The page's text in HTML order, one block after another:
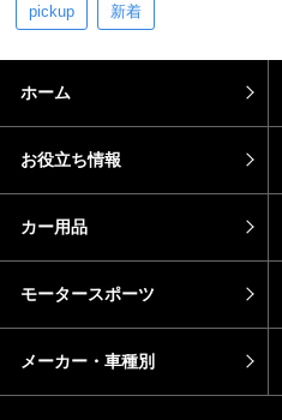
pickup 新着
ホーム
お役立ち情報
カー用品
モータースポーツ
メーカー・車種別